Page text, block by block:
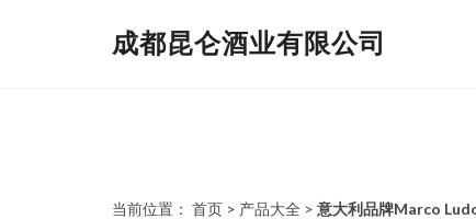
成都昆仑酒业有限公司
当前位置： 首页 > 产品大全 > 意大利品牌Marco